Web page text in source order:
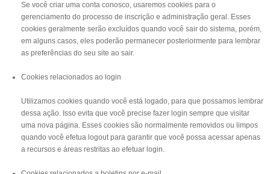
Se você criar uma conta conosco, usaremos cookies para o
gerenciamento do processo de inscrição e administração geral. Esses
cookies geralmente serão excluídos quando você sair do sistema, porém,
em alguns casos, eles poderão permanecer posteriormente para lembrar
as preferências do seu site ao sair.
Cookies relacionados ao login
Utilizamos cookies quando você está logado, para que possamos lembrar
dessa ação. Isso evita que você precise fazer login sempre que visitar
uma nova página. Esses cookies são normalmente removidos ou limpos
quando você efetua logout para garantir que você possa acessar apenas
a recursos e áreas restritas ao efetuar login.